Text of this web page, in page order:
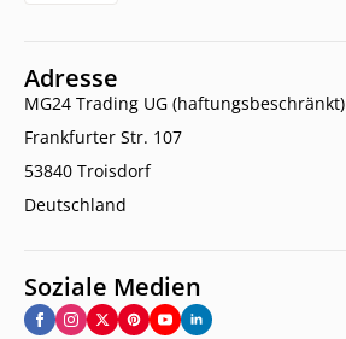
Adresse
MG24 Trading UG (haftungsbeschränkt)
Frankfurter Str. 107
53840 Troisdorf
Deutschland
Soziale Medien